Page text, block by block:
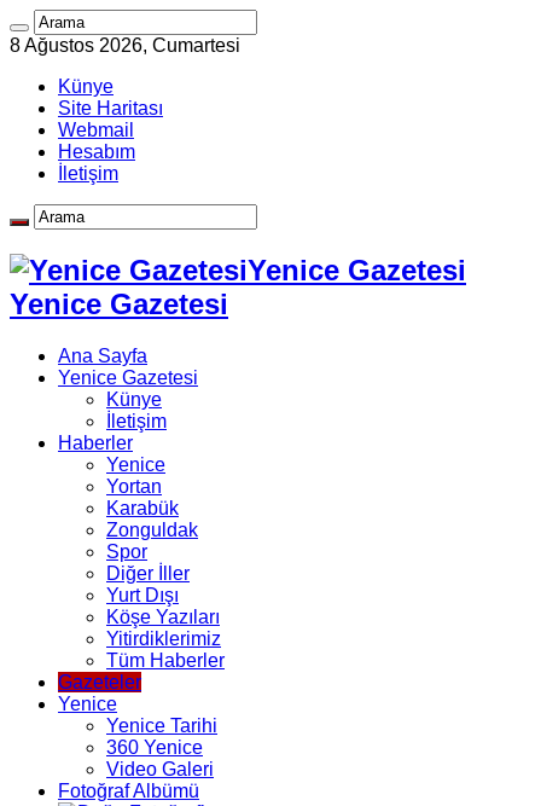
8 Ağustos 2026, Cumartesi
Künye
Site Haritası
Webmail
Hesabım
İletişim
Yenice Gazetesi
Yenice Gazetesi
Ana Sayfa
Yenice Gazetesi
Künye
İletişim
Haberler
Yenice
Yortan
Karabük
Zonguldak
Spor
Diğer İller
Yurt Dışı
Köşe Yazıları
Yitirdiklerimiz
Tüm Haberler
Gazeteler
Yenice
Yenice Tarihi
360 Yenice
Video Galeri
Fotoğraf Albümü